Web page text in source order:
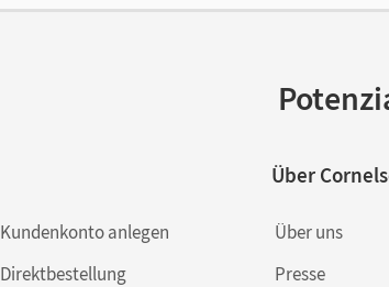
Kundenkonto anlegen
Direktbestellung
Über
Über uns
Presse